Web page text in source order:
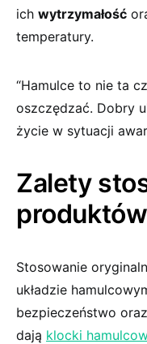
ich wytrzymałość
temperatury.
“Hamulce to nie ta
oszczędzać. Dobry
życie w sytuacji
Zalety
Stosowanie
układzie
bezpieczeństwo oraz
dają klocki